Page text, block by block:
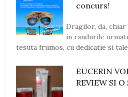
concurs!
Dragilor, da, chiar
in randurile
tesuta frumos, cu dedicatie si
EUCERIN
REVIEW SI O